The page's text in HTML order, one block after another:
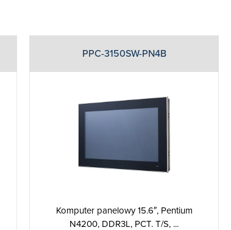
PPC-3150SW-PN4B
Komputer panelowy 15.6″, Pentium
N4200, DDR3L, PCT. T/S, ...